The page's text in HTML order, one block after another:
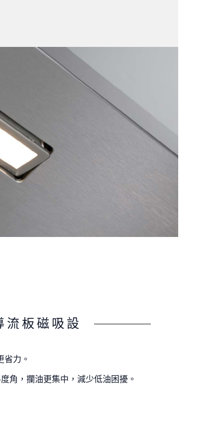
流板磁吸設
省力。
角，攔油更集中，減少低油困擾。